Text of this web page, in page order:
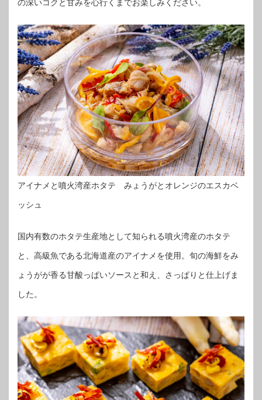
の深いコクと甘みを心行くまでお楽しみください。
アイナメと噴火湾産ホタテ みょうがとオレンジのエスカベ
ッシュ
国内有数のホタテ生産地として知られる噴火湾産のホタテ
と、高級魚である北海道産のアイナメを使用。旬の海鮮をみ
ょうがが香る甘酸っぱいソースと和え、さっぱりと仕上げま
した。